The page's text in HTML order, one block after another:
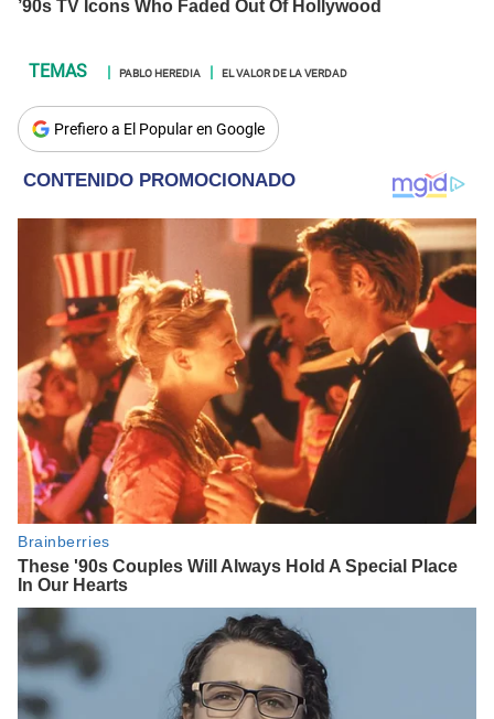
PABLO HEREDIA EL VALOR DE LA VERDAD
Prefiero a El Popular en Google